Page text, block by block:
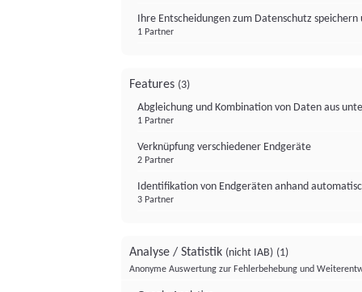
Ihre Entscheidungen zum Datenschutz
1 Partner
Features (3)
Abgleichung und Kombination von Daten aus
1 Partner
Verknüpfung verschiedener Endgeräte
2 Partner
Identifikation von Endgeräten anhand
3 Partner
Analyse / Statistik (nicht IAB) (1)
Anonyme Auswertung zur Fehlerbehebung und